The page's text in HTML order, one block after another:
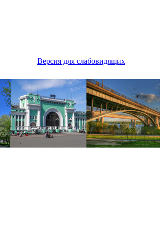
Версия для слабовидящих